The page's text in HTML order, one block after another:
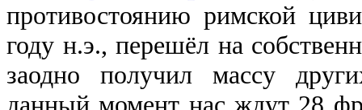
противостоянию римской
году н.э., перешёл на
заодно получил массу
данный момент нас ждут 28